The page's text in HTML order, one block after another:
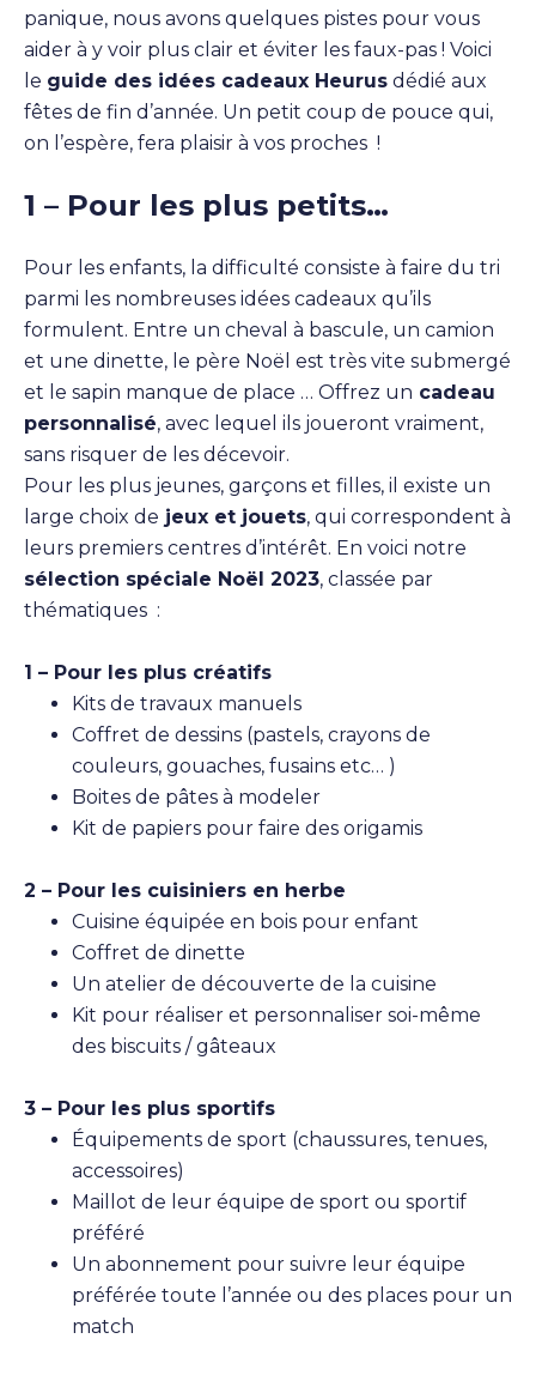
panique, nous avons quelques pistes pour vous
aider à y voir plus clair et éviter les faux-pas ! Voici
le guide des idées cadeaux Heurus dédié aux
fêtes de fin d’année. Un petit coup de pouce qui,
on l’espère, fera plaisir à vos proches !
1 – Pour les plus petits…
Pour les enfants, la difficulté consiste à faire du tri
parmi les nombreuses idées cadeaux qu’ils
formulent. Entre un cheval à bascule, un camion
et une dinette, le père Noël est très vite submergé
et le sapin manque de place … Offrez un cadeau
personnalisé, avec lequel ils joueront vraiment,
sans risquer de les décevoir.
Pour les plus jeunes, garçons et filles, il existe un
large choix de jeux et jouets, qui correspondent à
leurs premiers centres d’intérêt. En voici notre
sélection spéciale Noël 2023, classée par
thématiques :
1 – Pour les plus créatifs
Kits de travaux manuels
Coffret de dessins (pastels, crayons de
couleurs, gouaches, fusains etc… )
Boites de pâtes à modeler
Kit de papiers pour faire des origamis
2 – Pour les cuisiniers en herbe
Cuisine équipée en bois pour enfant
Coffret de dinette
Un atelier de découverte de la cuisine
Kit pour réaliser et personnaliser soi-même
des biscuits / gâteaux
3 – Pour les plus sportifs
Équipements de sport (chaussures, tenues,
accessoires)
Maillot de leur équipe de sport ou sportif
préféré
Un abonnement pour suivre leur équipe
préférée toute l’année ou des places pour un
match